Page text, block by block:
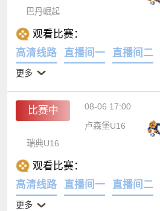
巴丹崛起
观看比赛：
高清线路
直播间一 直播间二
更多
比赛中 08-06 17:00
卢森堡U16
瑞典U16
观看比赛：
高清线路
直播间一 直播间二
更多